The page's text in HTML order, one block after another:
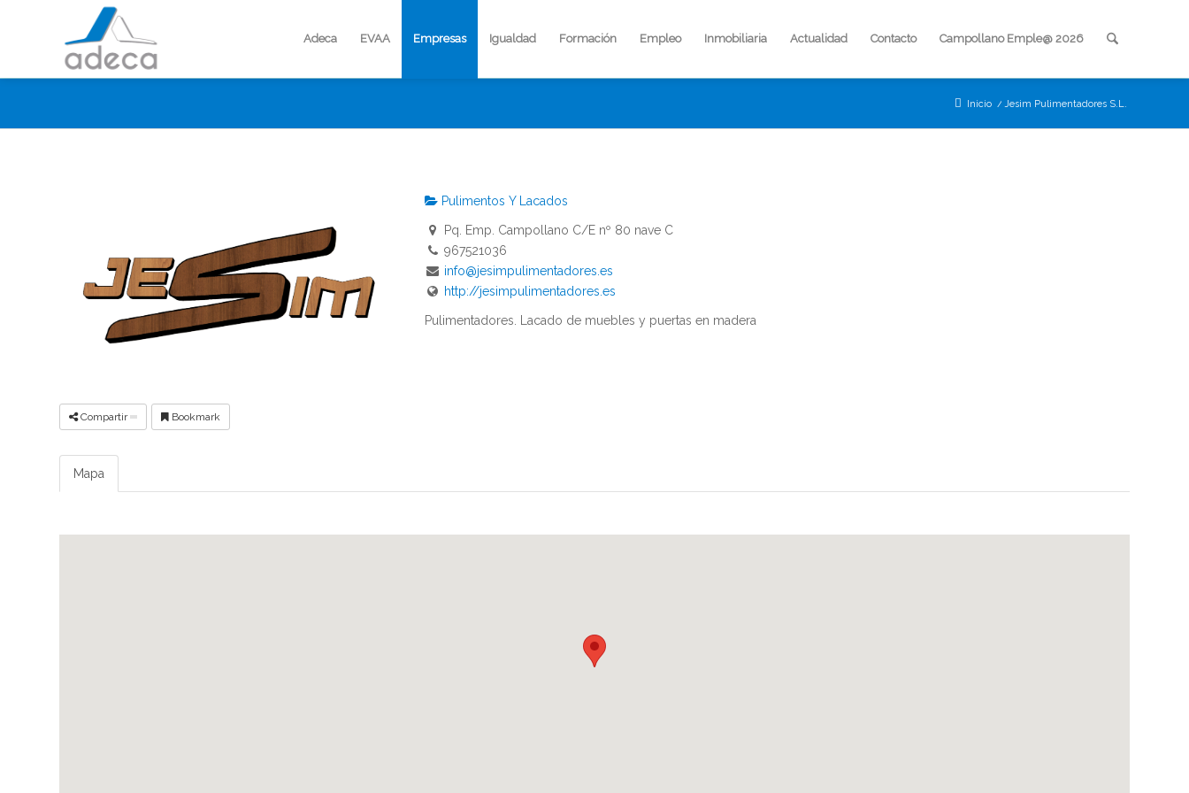
Adeca EVAA Empresas Igualdad Formación Empleo Inmobiliaria Actualidad Contacto Campollano Emple@ 2026
Inicio / Jesim Pulimentadores S.L.
Pulimentos Y Lacados
Pq. Emp. Campollano C/E nº 80 nave C
967521036
info@jesimpulimentadores.es
http://jesimpulimentadores.es
Pulimentadores. Lacado de muebles y puertas en madera
Compartir Bookmark
Mapa